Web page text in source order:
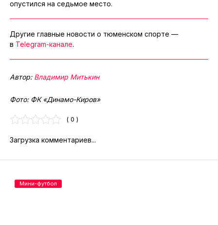
опустился на седьмое место.
Другие главные новости о тюменском спорте —
в Telegram-канале.
Автор: Владимир Митькин
Фото: ФК «Динамо-Киров»
( 0 )
Загрузка комментариев...
Мини-футбол